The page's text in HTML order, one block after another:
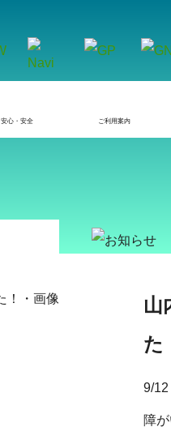
安心・安全 ご利用案内
山
た
9/
障